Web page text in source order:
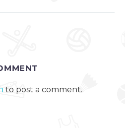
vierasvoitolla,
to post a comment.